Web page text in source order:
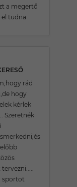
a megertő
el tudna
rád
hogy
kérlek
Szeretnék
sportot